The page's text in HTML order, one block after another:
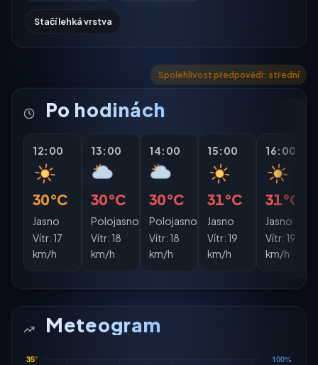
Stačí lehká vrstva
Spolehlivost předpovědi: střední
Po hodinách
12:00
30°C
Jasno
Vítr: 17
km/h
13:00
30°C
Polojasno
Vítr: 18
km/h
14:00
30°C
Polojasno
Vítr: 18
km/h
15:00
31°C
Jasno
Vítr: 19
km/h
16:00
31°C
Jasno
Vítr: 19
km/h
Meteogram